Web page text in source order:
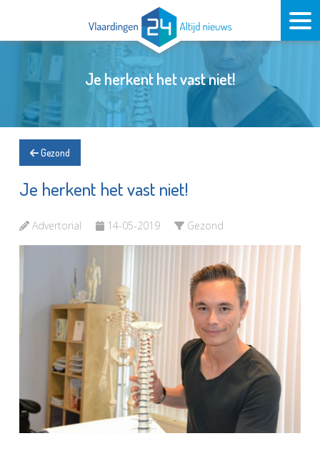
Je herkent het vast niet!
Gezond
Je herkent het vast niet!
Advertorial 14-05-2019 Gezond